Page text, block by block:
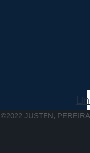
JUSTEN,